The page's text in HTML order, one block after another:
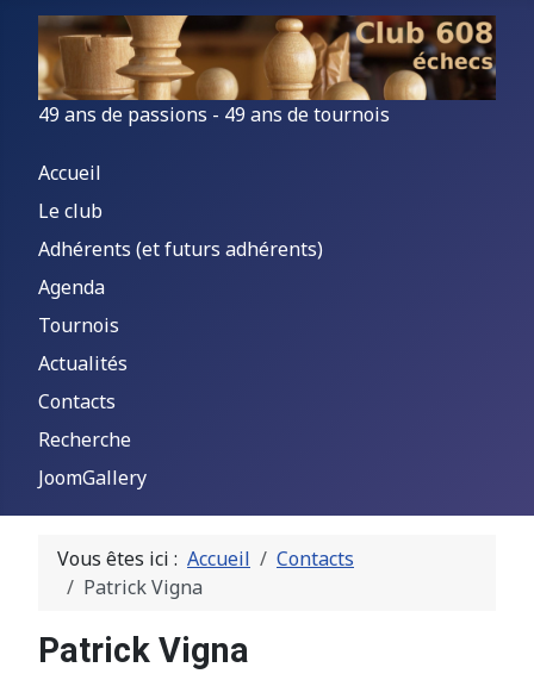
49 ans de passions - 49 ans de tournois
Accueil
Le club
Adhérents (et futurs adhérents)
Agenda
Tournois
Actualités
Contacts
Recherche
JoomGallery
Vous êtes ici : Accueil
Contacts
Patrick Vigna
Patrick Vigna